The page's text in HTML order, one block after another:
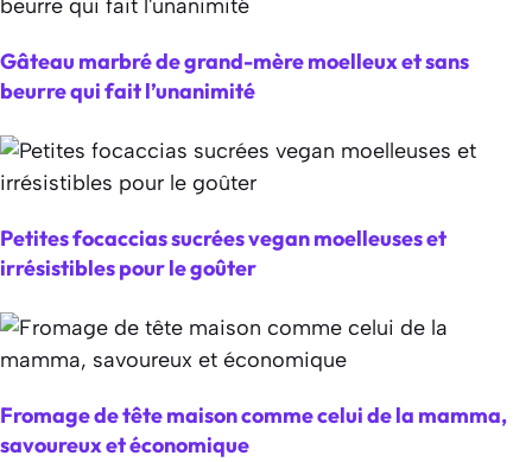
Gâteau marbré de grand-mère moelleux et sans
beurre qui fait l’unanimité
Petites focaccias sucrées vegan moelleuses et
irrésistibles pour le goûter
Fromage de tête maison comme celui de la mamma,
savoureux et économique